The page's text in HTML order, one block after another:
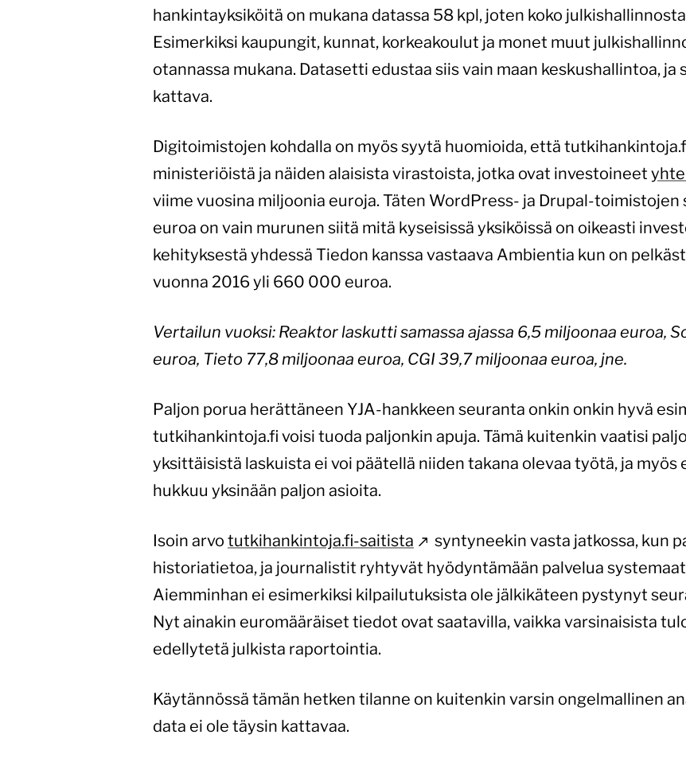
hankintayksiköitä on mukana datassa 58 kpl, joten koko
Esimerkiksi kaupungit, kunnat, korkeakoulut ja monet muut
otannassa mukana. Datasetti edustaa siis vain maan keskushallintoa, ja
kattava.
Digitoimistojen kohdalla on myös syytä huomioida, että
ministeriöistä ja näiden alaisista virastoista, jotka ovat investoineet
viime vuosina miljoonia euroja. Täten WordPress- ja Drupal-
euroa on vain murunen siitä mitä kyseisissä yksiköissä on oikeasti
kehityksestä yhdessä Tiedon kanssa vastaava Ambientia kun on
vuonna 2016 yli 660 000 euroa.
Vertailun vuoksi: Reaktor laskutti samassa ajassa 6,5 miljoonaa euroa,
euroa, Tieto 77,8 miljoonaa euroa, CGI 39,7 miljoonaa euroa, jne.
Paljon porua herättäneen YJA-hankkeen seuranta onkin onkin hyvä
tutkihankintoja.fi voisi tuoda paljonkin apuja. Tämä kuitenkin vaatisi
yksittäisistä laskuista ei voi päätellä niiden takana olevaa työtä, ja myös
hukkuu yksinään paljon asioita.
Isoin arvo tutkihankintoja.fi-saitista
syntyneekin vasta jatkossa, kun
historiatietoa, ja journalistit ryhtyvät hyödyntämään palvelua
Aiemminhan ei esimerkiksi kilpailutuksista ole jälkikäteen pystynyt
Nyt ainakin euromääräiset tiedot ovat saatavilla, vaikka varsinaisista
edellytetä julkista raportointia.
Käytännössä tämän hetken tilanne on kuitenkin varsin ongelmallinen
data ei ole täysin kattavaa.